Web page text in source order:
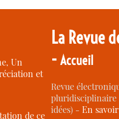
Un
et
de ce
La Revue
-Accueil
Revue
idées) -En